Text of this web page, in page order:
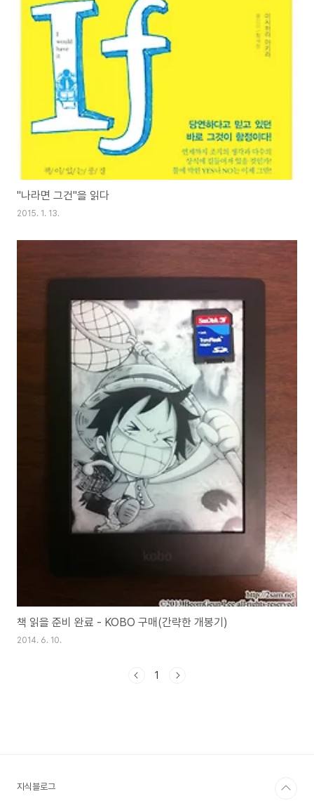
"나라면 그건"을 읽다
2015. 1. 13.
책 읽을 준비 완료 - KOBO 구매(간략한 개봉기)
2014. 6. 10.
1
지식블로그